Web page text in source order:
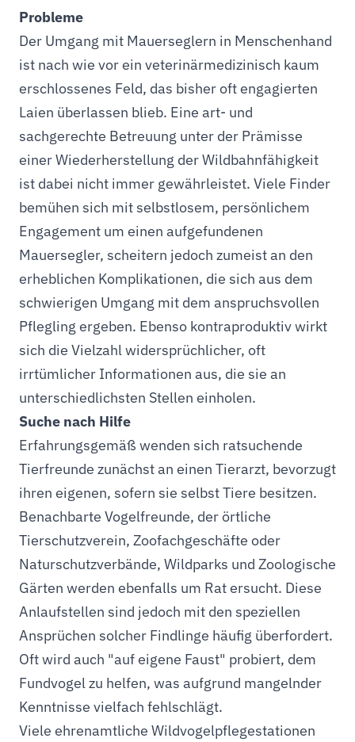
Probleme
Der Umgang mit Mauerseglern in Menschenhand
ist nach wie vor ein veterinärmedizinisch kaum
erschlossenes Feld, das bisher oft engagierten
Laien überlassen blieb. Eine art- und
sachgerechte Betreuung unter der Prämisse
einer Wiederherstellung der Wildbahnfähigkeit
ist dabei nicht immer gewährleistet. Viele Finder
bemühen sich mit selbstlosem, persönlichem
Engagement um einen aufgefundenen
Mauersegler, scheitern jedoch zumeist an den
erheblichen Komplikationen, die sich aus dem
schwierigen Umgang mit dem anspruchsvollen
Pflegling ergeben. Ebenso kontraproduktiv wirkt
sich die Vielzahl widersprüchlicher, oft
irrtümlicher Informationen aus, die sie an
unterschiedlichsten Stellen einholen.
Suche nach Hilfe
Erfahrungsgemäß wenden sich ratsuchende
Tierfreunde zunächst an einen Tierarzt, bevorzugt
ihren eigenen, sofern sie selbst Tiere besitzen.
Benachbarte Vogelfreunde, der örtliche
Tierschutzverein, Zoofachgeschäfte oder
Naturschutzverbände, Wildparks und Zoologische
Gärten werden ebenfalls um Rat ersucht. Diese
Anlaufstellen sind jedoch mit den speziellen
Ansprüchen solcher Findlinge häufig überfordert.
Oft wird auch "auf eigene Faust" probiert, dem
Fundvogel zu helfen, was aufgrund mangelnder
Kenntnisse vielfach fehlschlägt.
Viele ehrenamtliche Wildvogelpflegestationen